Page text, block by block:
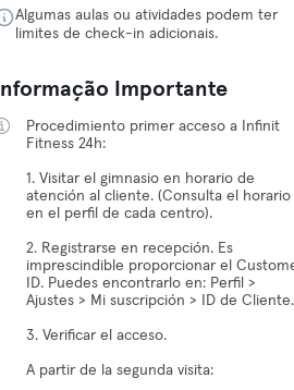
Algumas aulas ou atividades podem ter
limites de check-in adicionais.
Informação Importante
Procedimiento primer acceso a Infinit
Fitness 24h:
1. Visitar el gimnasio en horario de
atención al cliente. (Consulta el horario
en el perfil de cada centro).
2. Registrarse en recepción. Es
imprescindible proporcionar el
ID. Puedes encontrarlo en: Perfil >
Ajustes > Mi suscripción > ID de Cliente.
3. Verificar el acceso.
A partir de la segunda visita: